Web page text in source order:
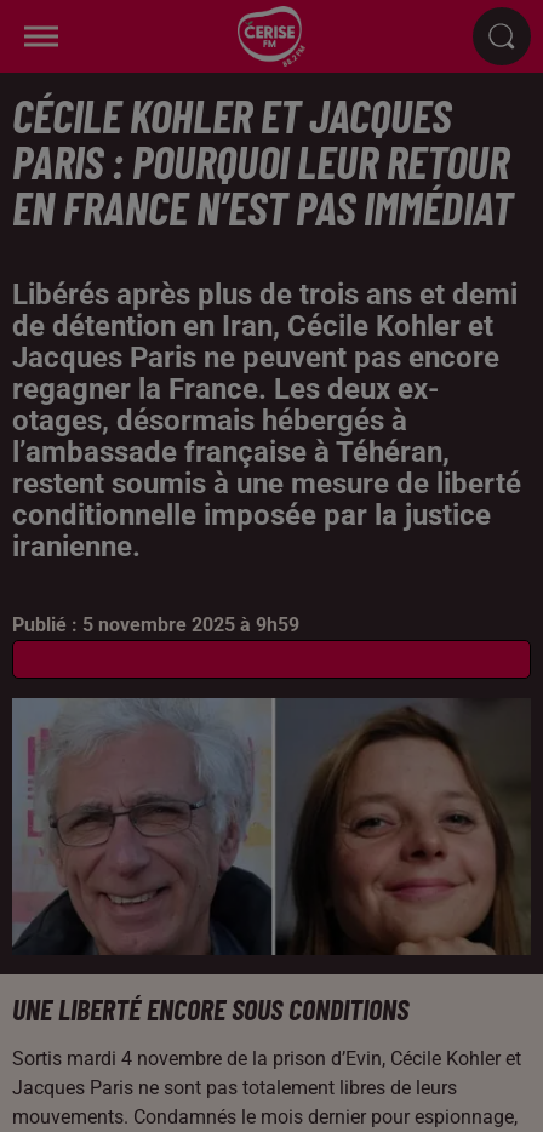
CÉCILE KOHLER ET JACQUES
PARIS : POURQUOI LEUR RETOUR
EN FRANCE N’EST PAS IMMÉDIAT
Libérés après plus de trois ans et demi
de détention en Iran, Cécile Kohler et
Jacques Paris ne peuvent pas encore
regagner la France. Les deux ex-
otages, désormais hébergés à
l’ambassade française à Téhéran,
restent soumis à une mesure de liberté
conditionnelle imposée par la justice
iranienne.
Publié : 5 novembre 2025 à 9h59
UNE LIBERTÉ ENCORE SOUS CONDITIONS
Sortis mardi 4 novembre de la prison d’Evin, Cécile Kohler et
Jacques Paris ne sont pas totalement libres de leurs
mouvements. Condamnés le mois dernier pour espionnage,